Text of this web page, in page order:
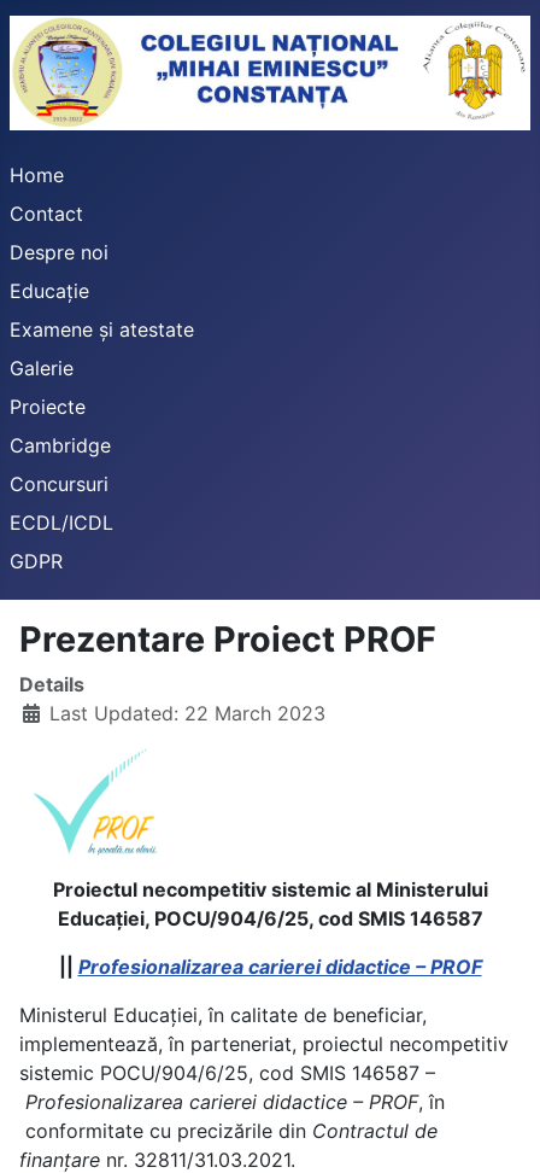
Home
Contact
Despre noi
Educație
Examene și atestate
Galerie
Proiecte
Cambridge
Concursuri
ECDL/ICDL
GDPR
Prezentare Proiect PROF
Details
Last Updated: 22 March 2023
Proiectul necompetitiv sistemic al Ministerului
Educației, POCU/904/6/25, cod SMIS 146587
Profesionalizarea carierei didactice – PROF
Ministerul Educației, în calitate de beneficiar,
implementează, în parteneriat, proiectul necompetitiv
sistemic POCU/904/6/25, cod SMIS 146587 –
Profesionalizarea carierei didactice – PROF, în
conformitate cu precizările din Contractul de
finanțare nr. 32811/31.03.2021.